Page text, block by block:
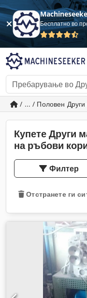
/ ... / Половен
Купете Други
на ръбови
Филтер
Отстранете ги